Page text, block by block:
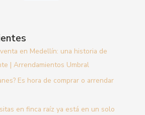
en Medellín: una historia de
| Arrendamientos Umbral
Es hora de comprar o arrendar
en finca raíz ya está en un solo